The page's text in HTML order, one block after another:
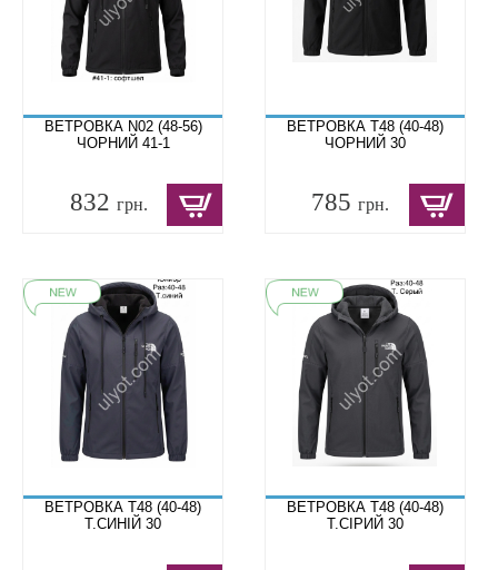
ВЕТРОВКА N02 (48-56)
ЧОРНИЙ 41-1
832 грн.
ВЕТРОВКА T48 (40-48)
ЧОРНИЙ 30
785грн.
ВЕТРОВКА T48 (40-48)
Т.СИНІЙ 30
ВЕТРОВКА T48 (40-48)
Т.СІРИЙ 30